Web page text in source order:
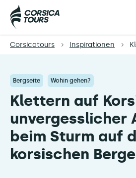
Corsicatours Inspirationen
Bergseite Wohin gehen?
Klettern auf
unvergesslicher
beim Sturm auf
korsischen Berge